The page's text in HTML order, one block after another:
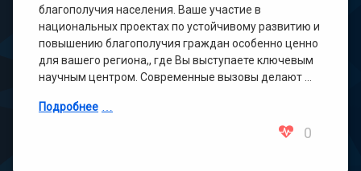
благополучия населения. Ваше участие в
национальных проектах по устойчивому развитию и
повышению благополучия граждан особенно ценно
для вашего региона,, где Вы выступаете ключевым
научным центром. Современные вызовы делают …
Подробнее
0